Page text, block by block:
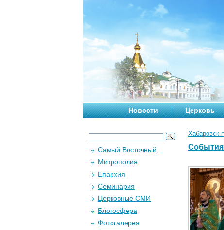
Новости Церковь
Хабаровск
События
Самый Восточный
Митрополия
Епархия
Семинария
Церковные СМИ
Блогосфера
Фотогалерея